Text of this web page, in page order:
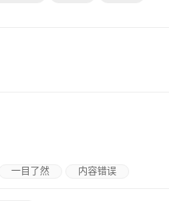
一目了然 内容错误